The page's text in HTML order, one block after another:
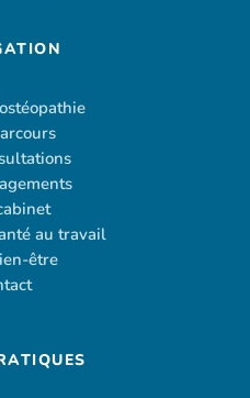
au travail
être